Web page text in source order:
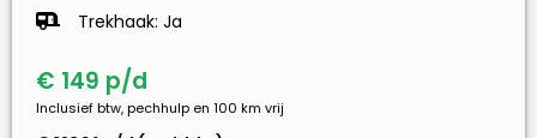
Trekhaak: Ja
€ 149 p/d
Inclusief btw, pechhulp en 100 km vrij